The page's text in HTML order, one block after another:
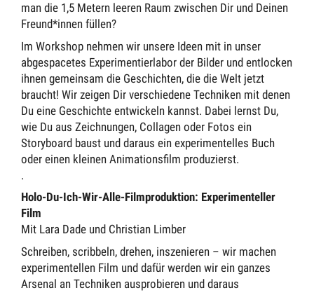
man die 1,5 Metern leeren Raum zwischen Dir und Deinen
Freund*innen füllen?
Im Workshop nehmen wir unsere Ideen mit in unser
abgespacetes Experimentierlabor der Bilder und entlocken
ihnen gemeinsam die Geschichten, die die Welt jetzt
braucht! Wir zeigen Dir verschiedene Techniken mit denen
Du eine Geschichte entwickeln kannst. Dabei lernst Du,
wie Du aus Zeichnungen, Collagen oder Fotos ein
Storyboard baust und daraus ein experimentelles Buch
oder einen kleinen Animationsfilm produzierst.
.
Holo-Du-Ich-Wir-Alle-Filmproduktion: Experimenteller
Film
Mit Lara Dade und Christian Limber
Schreiben, scribbeln, drehen, inszenieren – wir machen
experimentellen Film und dafür werden wir ein ganzes
Arsenal an Techniken ausprobieren und daraus